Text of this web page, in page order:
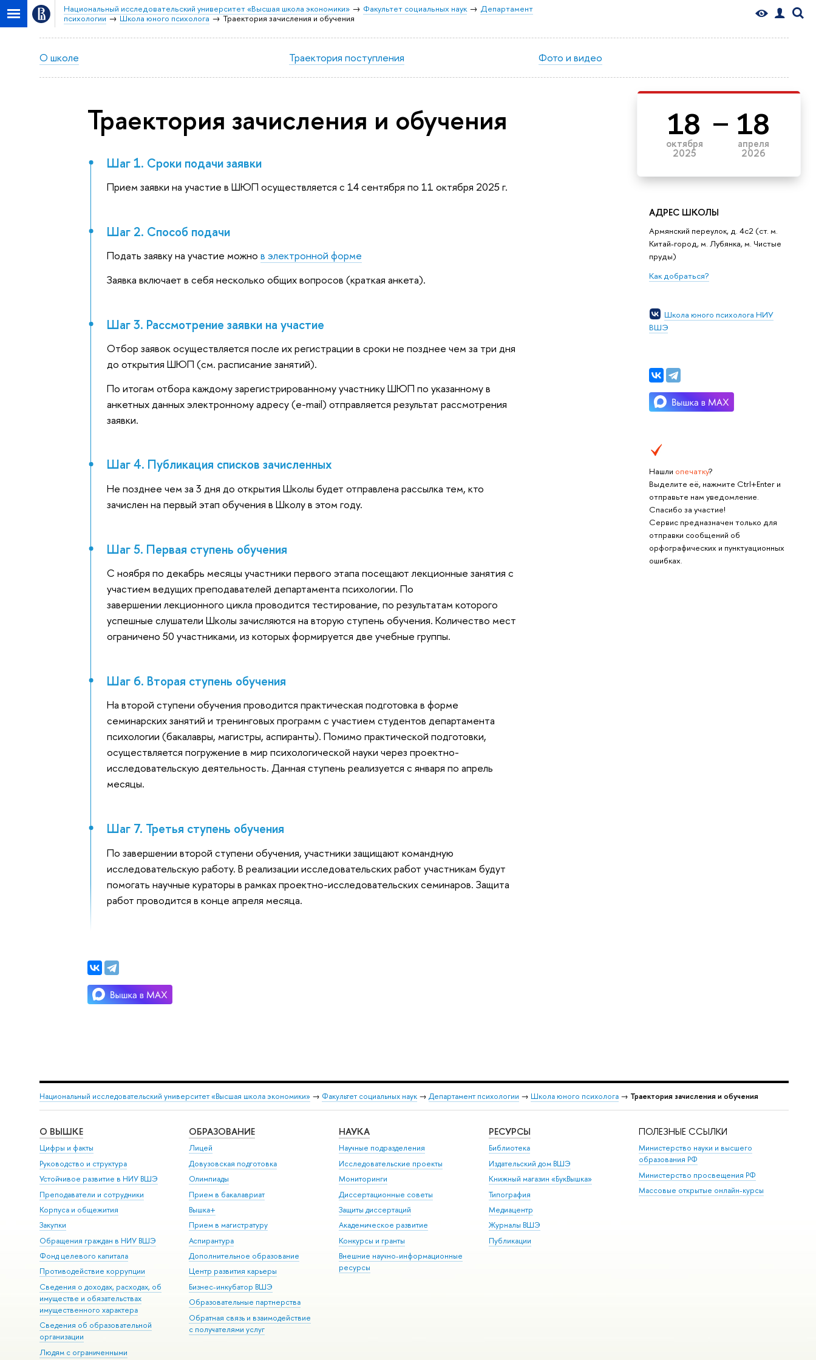
Национальный исследовательский университет «Высшая школа экономики» Факультет социальных наук
Департамент
психологии
Школа юного психолога Траектория зачисления и обучения
О школе Траектория поступления Фото и видео
18
октября
2025
18
апреля
2026
АДРЕС ШКОЛЫ
Армянский переулок, д. 4с2 (ст. м.
Китай-город, м. Лубянка, м. Чистые
пруды)
Как добраться?
Школа юного психолога НИУ
ВШЭ
Нашли опечатку?
Выделите её, нажмите Ctrl+Enter и
отправьте нам уведомление.
Спасибо за участие!
Сервис предназначен только для
отправки сообщений об
орфографических и пунктуационных
ошибках.
Траектория зачисления и обучения
Шаг 1. Сроки подачи заявки
Прием заявки на участие в ШЮП осуществляется с 14 сентября по 11 октября 2025 г.
Шаг 2. Способ подачи
Подать заявку на участие можно в электронной форме
Заявка включает в себя несколько общих вопросов (краткая анкета).
Шаг 3. Рассмотрение заявки на участие
Отбор заявок осуществляется после их регистрации в сроки не позднее чем за три дня
до открытия ШЮП (см. расписание занятий).
По итогам отбора каждому зарегистрированному участнику ШЮП по указанному в
анкетных данных электронному адресу (e-mail) отправляется результат рассмотрения
заявки.
Шаг 4. Публикация списков зачисленных
Не позднее чем за 3 дня до открытия Школы будет отправлена рассылка тем, кто
зачислен на первый этап обучения в Школу в этом году.
Шаг 5. Первая ступень обучения
С ноября по декабрь месяцы участники первого этапа посещают лекционные занятия с
участием ведущих преподавателей департамента психологии. По
завершении лекционного цикла проводится тестирование, по результатам которого
успешные слушатели Школы зачисляются на вторую ступень обучения. Количество мест
ограничено 50 участниками, из которых формируется две учебные группы.
Шаг 6. Вторая ступень обучения
На второй ступени обучения проводится практическая подготовка в форме
семинарских занятий и тренинговых программ с участием студентов департамента
психологии (бакалавры, магистры, аспиранты). Помимо практической подготовки,
осуществляется погружение в мир психологической науки через проектно-
исследовательскую деятельность. Данная ступень реализуется с января по апрель
месяцы.
Шаг 7. Третья ступень обучения
По завершении второй ступени обучения, участники защищают командную
исследовательскую работу. В реализации исследовательских работ участникам будут
помогать научные кураторы в рамках проектно-исследовательских семинаров. Защита
работ проводится в конце апреля месяца.
Национальный исследовательский университет «Высшая школа экономики» → Факультет социальных наук→ Департамент психологии → Школа юного психолога→ Траектория зачисления и обучения
О ВЫШКЕ
Цифры и факты
Руководство и структура
Устойчивое развитие в НИУ ВШЭ
Преподаватели и сотрудники
Корпуса и общежития
Закупки
Обращения граждан в НИУ ВШЭ
Фонд целевого капитала
Противодействие коррупции
Сведения о доходах, расходах, об
имуществе и обязательствах
имущественного характера
Сведения об образовательной
организации
Людям с ограниченными
ОБРАЗОВАНИЕ
Лицей
Довузовская подготовка
Олимпиады
Прием в бакалавриат
Вышка+
Прием в магистратуру
Аспирантура
Дополнительное образование
Центр развития карьеры
Бизнес-инкубатор ВШЭ
Образовательные партнерства
Обратная связь и взаимодействие
с получателями услуг
НАУКА
Научные подразделения
Исследовательские проекты
Мониторинги
Диссертационные советы
Защиты диссертаций
Академическое развитие
Конкурсы и гранты
Внешние научно-информационные
ресурсы
РЕСУРСЫ
Библиотека
Издательский дом ВШЭ
Книжный магазин «БукВышка»
Типография
Медиацентр
Журналы ВШЭ
Публикации
ПОЛЕЗНЫЕ ССЫЛКИ
Министерство науки и высшего
образования РФ
Министерство просвещения РФ
Массовые открытые онлайн-курсы